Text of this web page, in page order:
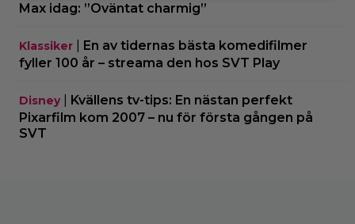
Max idag: ”Oväntat charmig”
Klassiker
En av tidernas bästa komedifilmer
fyller 100 år – streama den hos SVT Play
Disney|
Kvällens tv-tips: En nästan perfekt
Pixarfilm kom 2007 – nu för första gången på
SVT